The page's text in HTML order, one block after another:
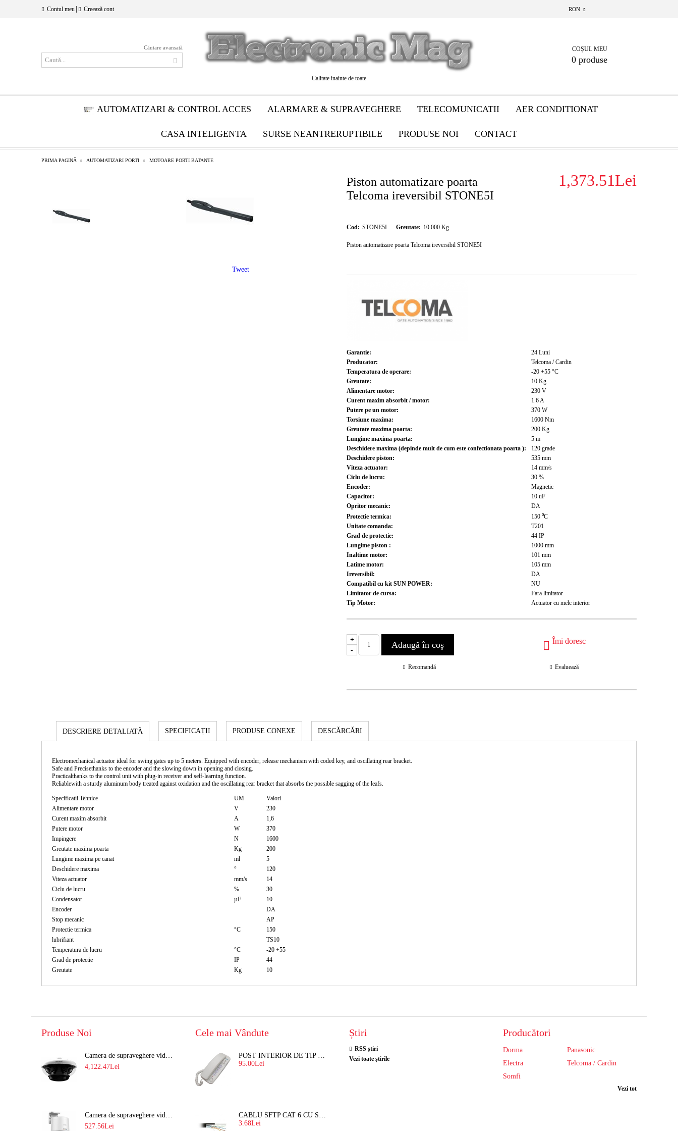
Contul meu Creează cont RON
Căutare avansată
Calitate inainte de toate
COȘUL MEU
0 produse
AUTOMATIZARI & CONTROL ACCES ALARMARE & SUPRAVEGHERE TELECOMUNICATII AER CONDITIONAT
CASA INTELIGENTA SURSE NEANTRERUPTIBILE PRODUSE NOI CONTACT
PRIMA PAGINĂ AUTOMATIZARI PORTI MOTOARE PORTI BATANTE
Piston automatizare poarta
Telcoma ireversibil STONE5I
1,373.51Lei
Cod: STONE5I Greutate: 10.000 Kg
Piston automatizare poarta Telcoma ireversibil STONE5I
Garantie: 24 Luni
Producator:
Telcoma / Cardin
Temperatura de operare:
-20 +55 °C
Greutate:
10 Kg
Alimentare motor:
230 V
Curent maxim absorbit / motor:
1.6A
Putere pe un motor:
370 W
Torsiune maxima:
1600 Nm
Greutate maxima poarta:
200 Kg
Lungime maxima poarta:
5 m
Deschidere maxima (depinde mult de cum este confectionata poarta ):
120 grade
Deschidere piston:
535 mm
Viteza actuator:
14 mm/s
Ciclu de lucru:
30 %
Encoder:
Magnetic
Capacitor:
10 uF
Opritor mecanic:
DA
Protectie termica:
150 ⁰C
Unitate comanda:
T201
Grad de protectie:
44 IP
Lungime piston :
1000 mm
Inaltime motor:
101 mm
Latime motor:
105 mm
Ireversibil:
DA
Compatibil cu kit SUN POWER:
NU
Limitator de cursa:
Fara limitator
Tip Motor:
Actuator cu melc interior
+
-
Îmi doresc
Recomandă Evaluează
Tweet
DESCRIERE DETALIATĂ SPECIFICAȚII PRODUSE CONEXE DESCĂRCĂRI
Electromechanical actuator ideal for swing gates up to 5 meters. Equipped with encoder, release mechanism with coded key, and oscillating rear bracket.
Safe and Precisethanks to the encoder and the slowing down in opening and closing.
Practicalthanks to the control unit with plug-in receiver and self-learning function.
Reliablewith a sturdy aluminum body treated against oxidation and the oscillating rear bracket that absorbs the possible sagging of the leafs.
Specificatii Tehnice UM
Valori
Alimentare motor
V
230
Curent maxim absorbit
A
1,6
Putere motor
W
370
Impingere
N
1600
Greutate maxima poarta
Kg
200
Lungime maxima pe canat
ml
5
Deschidere maxima
°
120
Viteza actuator
mm/s
14
Ciclu de lucru
%
30
Condensator
µF
10
Encoder
DA
Stop mecanic
AP
Protectie termica
°C
150
lubrifiant
TS10
Temperatura de lucru
°C
-20 +55
Grad de protectie
IP
44
Greutate
Kg 10
Produse Noi
Camera de supraveghere video 8MP panoramica de exterior(4x2MP Stitched) Navaio NGC-7482PR
4,122.47Lei
Camera de supraveghere video IP PT 4MP cu lumina alba 30M si lentila fixa Hikvision DS-2DE2C400SCG-E F1
527.56Lei
Cele mai Vândute
POST INTERIOR DE TIP TELEFON RESEL, T8018 PENTRU INTERFON DE BLOC
95.00Lei
CABLU SFTP CAT 6 CU SUFA, DE EXTERIOR 8 FIRE X 0,56 MM
3.68Lei
Știri
RSS știri
Vezi toate știrile
Producători
Dorma
Panasonic
Electra
Telcoma / Cardin
Somfi
Vezi tot